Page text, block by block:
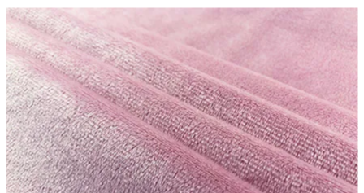
DEMANDEZ
UNE
CITATION
PLAN
DU
SITE